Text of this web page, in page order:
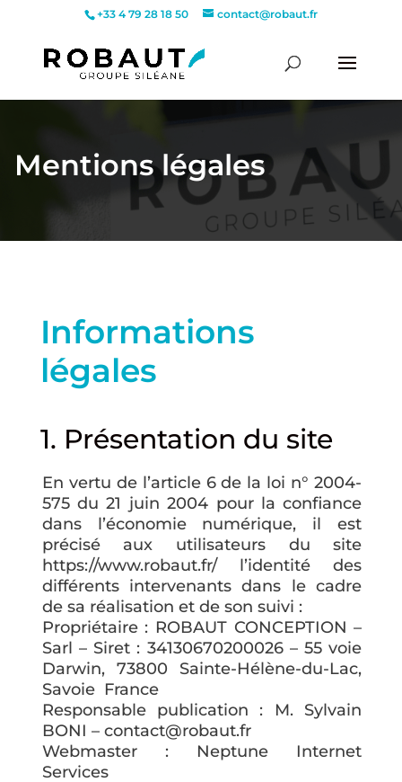
+33 4 79 28 18 50 contact@robaut.fr
Mentions légales
Informations
légales
1. Présentation du site
En vertu de l’article 6 de la loi n° 2004-
575 du 21 juin 2004 pour la confiance
dans l’économie numérique, il est
précisé aux utilisateurs du site
https://www.robaut.fr/ l’identité des
différents intervenants dans le cadre
de sa réalisation et de son suivi :
Propriétaire : ROBAUT CONCEPTION –
Sarl – Siret : 34130670200026 – 55 voie
Darwin, 73800 Sainte-Hélène-du-Lac,
Savoie France
Responsable publication : M. Sylvain
BONI – contact@robaut.fr
Webmaster : Neptune Internet
Services